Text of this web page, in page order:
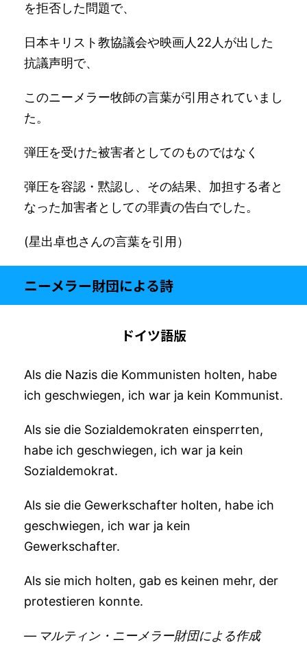
を拒否した問題で、
日本キリスト教協議会や映画人22人が出した
抗議声明で、
このニーメラー牧師の言葉が引用されていまし
た。
弾圧を受けた被害者としてのものではなく
弾圧を容認・黙認し、その結果、加担する者と
なった加害者としての罪責の告白でした。
(星出卓也さんの言葉を引用）
ニーメラー財団による詩
ドイツ語版
Als die Nazis die Kommunisten holten, habe
ich geschwiegen, ich war ja kein Kommunist.
Als sie die Sozialdemokraten einsperrten,
habe ich geschwiegen, ich war ja kein
Sozialdemokrat.
Als sie die Gewerkschafter holten, habe ich
geschwiegen, ich war ja kein
Gewerkschafter.
Als sie mich holten, gab es keinen mehr, der
protestieren konnte.
— マルティン・ニーメラー財団による作成